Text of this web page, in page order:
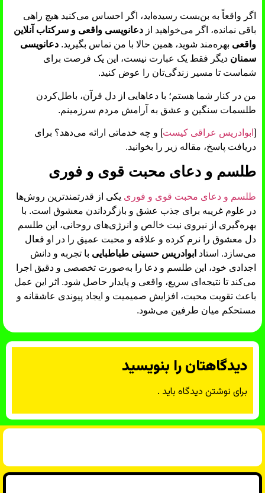
اگر واقعاً به بن‌بست رسیده‌اید، اگر احساس می‌کنید هیچ راهی
باقی نمانده، اگر می‌خواهید از دعانویسی واقعی و سرکتاب آنلاین
واقعی بهره‌مند شوید، همین حالا با من تماس بگیرید. دعانویسی
سمنان دیگر فقط یک عبارت نیست، این یک فرصت برای
شماست تا مسیر زندگی‌تان را عوض کنید.
من در کنار شما هستم؛ با دعاهایی از دل قرآن، باطل‌کردن
طلسمات سنگین و عشق به آرامش مردم سرزمینم.
[ ابوادریس عراقی کیست] و چه خدماتی ارائه می‌دهد؟ برای
دریافت پاسخ، مقاله زیر را بخوانید.
طلسم و دعای محبت قوی و فوری
طلسم و دعای محبت قوی و فوری یکی از قدرتمندترین روش‌ها
در علوم غریبه برای جذب عشق و بازگرداندن معشوق است. با
بهره‌گیری از نیروی نیت خالص و انرژی‌های روحانی، این طلسم
دل معشوق را نرم کرده و علاقه و محبت عمیق را در او فعال
می‌سازد. استاد ابوادریس حسینی طباطبایی با تجربه و دانش
اجدادی خود، این طلسم و دعا را به‌صورت تخصصی و دقیق اجرا
می‌کند تا نتیجه‌ای سریع، واقعی و پایدار حاصل شود. اثر این عمل
باعث تقویت محبت، افزایش صمیمیت و ایجاد پیوندی عاشقانه و
مستحکم میان طرفین می‌شود.
دیدگاهتان را بنویسید
برای نوشتن دیدگاه باید .